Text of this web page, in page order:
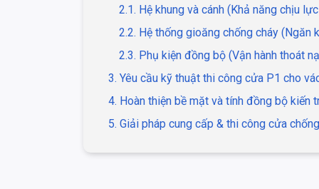
2.1. Hệ khung và cánh (Khả năng chịu
2.2. Hệ thống gioăng chống cháy (Ngăn
2.3. Phụ kiện đồng bộ (Vận hành thoát
3. Yêu cầu kỹ thuật thi công cửa P1 cho
4. Hoàn thiện bề mặt và tính đồng bộ kiến
5. Giải pháp cung cấp & thi công cửa